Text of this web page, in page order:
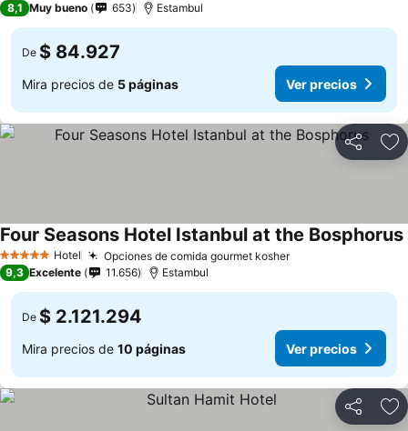
8,1 Muy bueno 653 Estambul
De $ 84.927
Mira precios de 5 páginas Ver precios
Compartir
5 Estrellas Hotel Opciones de comida gourmet kosher
Four Seasons Hotel Istanbul at the Bosphorus
9,3 Excelente 11.656 Estambul
De $ 2.121.294
Mira precios de 10 páginas Ver precios
Compartir